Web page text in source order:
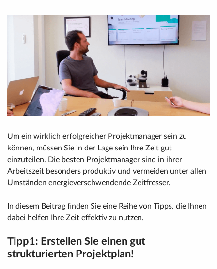
Um ein wirklich erfolgreicher Projektmanager sein zu
können, müssen Sie in der Lage sein Ihre Zeit gut
einzuteilen. Die besten Projektmanager sind in ihrer
Arbeitszeit besonders produktiv und vermeiden unter allen
Umständen energieverschwendende Zeitfresser.
In diesem Beitrag finden Sie eine Reihe von Tipps, die Ihnen
dabei helfen Ihre Zeit effektiv zu nutzen.
Tipp1: Erstellen Sie einen gut
strukturierten Projektplan!